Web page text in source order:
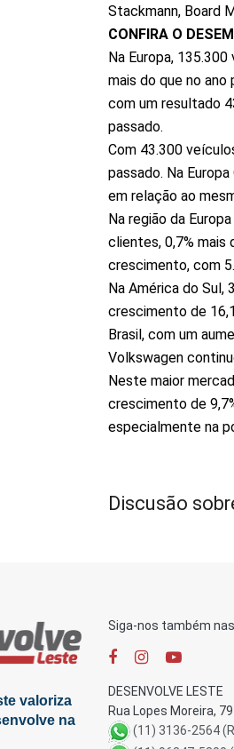
Stackmann, Board
CONFIRA O
Na Europa,
mais do que no
com um resultado
passado.
Com 43.300
passado. Na
em relação ao
Na região da
clientes, 0,7% mais
crescimento, com
Na América do
crescimento de
Brasil, com um
Volkswagen
Neste maior
crescimento de
especialmente na
Discusão
valoriza
na
Siga-nos também
DESENVOLVE LESTE
Rua Lopes Moreira,
(11) 3136-2564